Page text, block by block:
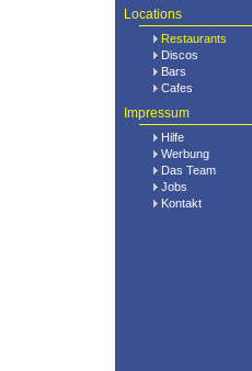
Locations
Restaurants
Discos
Bars
Cafes
Impressum
Hilfe
Werbung
Das Team
Jobs
Kontakt